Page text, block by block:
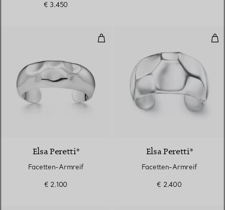
€ 3.450
Facetten-Armreif
Elsa Peretti®
Facetten-Armreif
€ 2.100
Elsa Peretti®
Facetten-Armreif
€ 2.400